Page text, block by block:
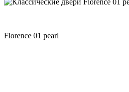
Florence 01 pearl